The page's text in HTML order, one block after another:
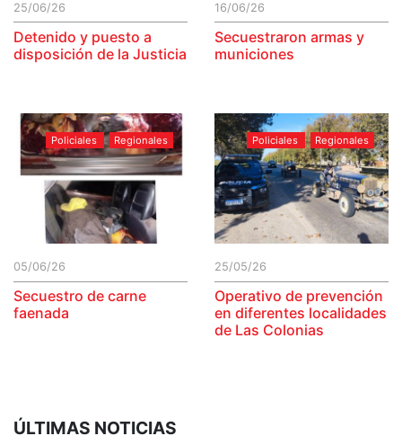
25/06/26
Detenido y puesto a
disposición de la Justicia
16/06/26
Secuestraron armas y
municiones
Policiales Regionales
05/06/26
Secuestro de carne
faenada
Policiales Regionales
25/05/26
Operativo de prevención
en diferentes localidades
de Las Colonias
ÚLTIMAS NOTICIAS